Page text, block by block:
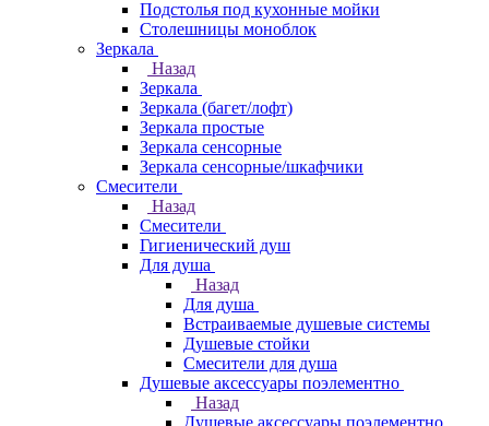
Подстолья под кухонные мойки
Столешницы моноблок
Зеркала
Назад
Зеркала
Зеркала (багет/лофт)
Зеркала простые
Зеркала сенсорные
Зеркала сенсорные/шкафчики
Смесители
Назад
Смесители
Гигиенический душ
Для душа
Назад
Для душа
Встраиваемые душевые системы
Душевые стойки
Смесители для душа
Душевые аксессуары поэлементно
Назад
Душевые аксессуары поэлементно